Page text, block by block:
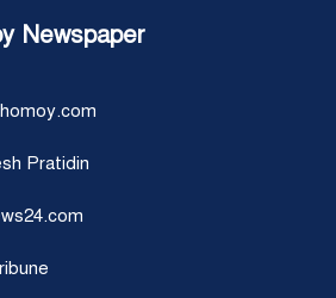
Newspaper
Pratidin